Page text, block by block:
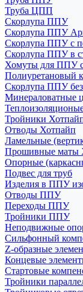
Труба ЦПП
Скорлупа ППУ
Скорлупа ППУ
Скорлупа ППУ с
Скорлупа ППУ в
Хомуты для ППУ
Полиуретановый
Скорлупа ППУ
Минераловатные
Тройники
Отводы Хотпайп
Ламельные
Прошивные маты
Опорные
Подвес для труб
Изделия в ППУ
Отводы ППУ
Переходы ППУ
Тройники ППУ
Неподвижные
Cильфонный
Z-образные
Концевые
Стартовые
Тройники